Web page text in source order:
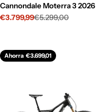
Cannondale Moterra 3 2026
Precio
€3.799,99
Precio
€5.299,00
Ahorra €3.699,01